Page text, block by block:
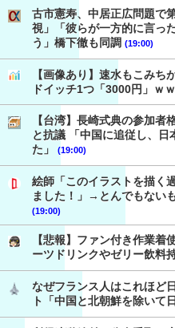
古市憲寿、中居正広問題で
視」「彼らが一方的に言っ
う」橋下徹も同調 (19:00)
【画像あり】速水もこみち
ドイッチ1つ「3000円」ｗ
【台湾】長崎式典の参加
と抗議 「中国に追従し、
た」
(19:00)
絵師「このイラストを描く
ました！」→とんでもない
(19:00)
【悲報】ファン付き作業
ーツドリンクやゼリー飲料
なぜフランス人はこれほど
ト「中国と北朝鮮を除いて